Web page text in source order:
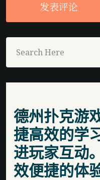
发表评论
德州扑克游
捷高效的学
进玩家互动
效便捷的体验